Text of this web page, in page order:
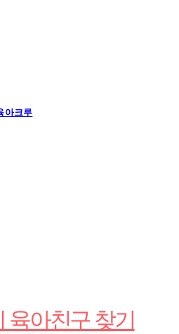
아크루
육아친구 찾기